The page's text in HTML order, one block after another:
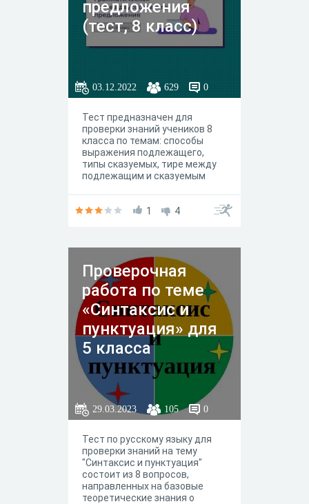
предложения
(тест, 8 класс)
03.12.2022 629 0
Тест предназначен для
проверки знаний учеников 8
класса по темам: способы
выражения подлежащего,
типы сказуемых, тире между
подлежащим и сказуемым
1 4
Проверочная
работа по теме
«Синтаксис и
пунктуация» для
5 класса
29.03.2023 105 0
Тест по русскому языку для
проверки знаний на тему
"Синтаксис и пунктуация"
состоит из 8 вопросов,
направленных на базовые
теоретические знания о